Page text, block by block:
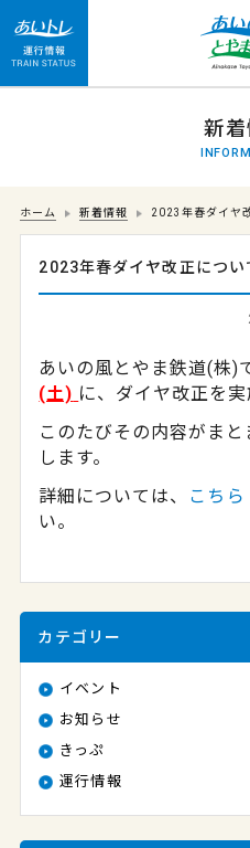
運行情報 列車の
新着
ホーム 新着情報 2023年春ダイヤ
2023年春ダイヤ改正につい
あいの風とやま鉄道(株)
(土) に、ダイヤ改正を実
このたびその内容がま
します。
詳細については、
こちら
い。
カテゴリー
イベント
お知らせ
きっぷ
運行情報